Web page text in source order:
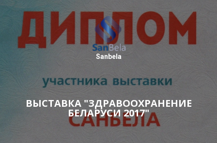
Sanbela
ВЫСТАВКА "ЗДРАВООХРАНЕНИЕ
БЕЛАРУСИ 2017"